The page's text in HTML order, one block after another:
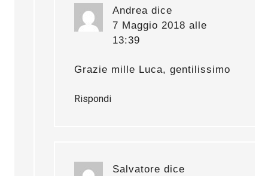
Andrea dice
7 Maggio 2018 alle
13:39
Grazie mille Luca, gentilissimo
Rispondi
Salvatore dice